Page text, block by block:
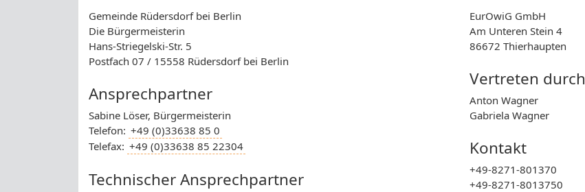
Gemeinde Rüdersdorf bei Berlin
Die Bürgermeisterin
Hans-Striegelski-Str. 5
Postfach 07 / 15558 Rüdersdorf bei Berlin
Ansprechpartner
Sabine Löser, Bürgermeisterin
Telefon: +49 (0)33638 85 0
Telefax: +49 (0)33638 85 22304
Technischer Ansprechpartner
EurOwiG GmbH
Am Unteren Stein 4
86672 Thierhaupten
Vertreten durch
Anton Wagner
Gabriela Wagner
Kontakt
+49-8271-801370
+49-8271-8013750